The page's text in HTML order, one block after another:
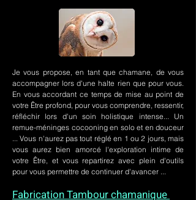
Je vous propose, en tant que chamane, de vous
accompagner lors d'une halte rien que pour vous.
En vous accordant ce temps de mise au point de
votre Être profond, pour vous comprendre, ressentir,
réfléchir lors d'un soin holistique intense... Un
remue-méninges cocooning en solo et en douceur
... Vous n'aurez pas tout réglé en 1 ou 2 jours, mais
vous aurez bien amorcé l'exploration intime de
votre Être, et vous repartirez avec plein d'outils
pour vous permettre de continuer d'avancer ...
Fabrication Tambour chamanique